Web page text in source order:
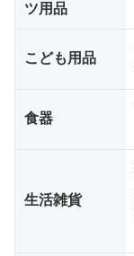
ツ用品
こども用品
食器
生活雑貨